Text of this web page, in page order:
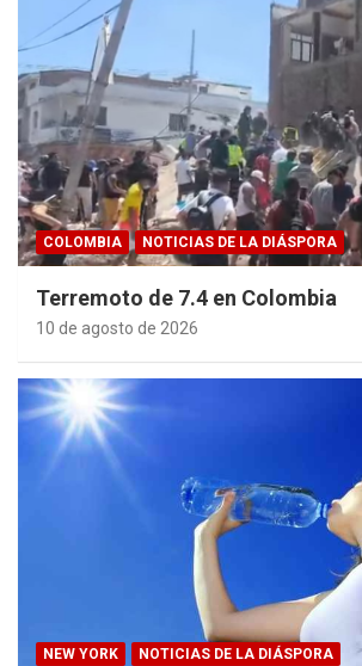
COLOMBIA NOTICIAS DE LA DIÁSPORA
Terremoto de 7.4 en Colombia
10 de agosto de 2026
NEW YORK NOTICIAS DE LA DIÁSPORA